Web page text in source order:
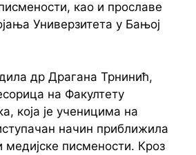
као и прославе
Универзитета у Бањој
др Драгана Трнинић,
на Факултету
која је ученицима на
начин приближила
медијске писмености. Кроз